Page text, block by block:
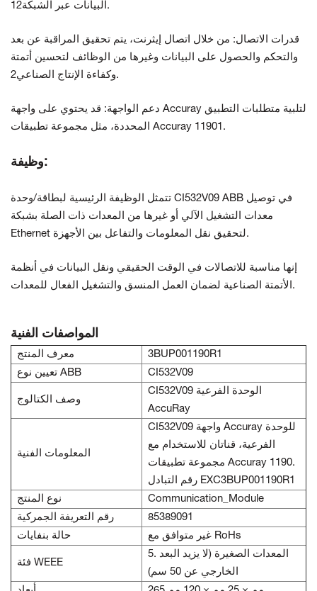
البيانات عبر الشبكة12.
قدرات الاتصال: من خلال اتصال إيثرنت، يتم تحقيق المراقبة عن بعد
والتحكم والحصول على البيانات وغيرها من الوظائف لتحسين أتمتة
وكفاءة الإنتاج الصناعي2.
دعم الواجهة: قد يحتوي على واجهة Accuray لتلبية متطلبات التطبيق
المحددة، مثل مجموعة تطبيقات Accuray 11901.
وظيفة:
تتمثل الوظيفة الرئيسية لبطاقة/وحدة CI532V09 ABB في توصيل
معدات التشغيل الآلي أو غيرها من المعدات ذات الصلة بشبكة
Ethernet لتحقيق نقل المعلومات والتفاعل بين الأجهزة.
إنها مناسبة للاتصالات في الوقت الحقيقي ونقل البيانات في أنظمة
الأتمتة الصناعية لضمان العمل المنسق والتشغيل الفعال للمعدات.
المواصفات الفنية
معرف المنتج
3BUP001190R1
تعيين نوع ABB
CI532V09
وصف الكتالوج
CI532V09 الوحدة الفرعية
AccuRay
المعلومات الفنية
CI532V09 واجهة Accuray للوحدة
الفرعية، قناتان للاستخدام مع
مجموعة تطبيقات Accuray 1190.
رقم التبادل EXC3BUP001190R1
نوع المنتج
Communication_Module
رقم التعريفة الجمركية
85389091
حالة بنفايات
غير متوافق مع RoHs
فئة WEEE
5. المعدات الصغيرة (لا يزيد البعد
الخارجي عن 50 سم)